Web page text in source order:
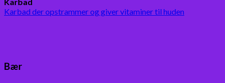
Karbad der opstrammer og giver vitaminer til huden
Bær